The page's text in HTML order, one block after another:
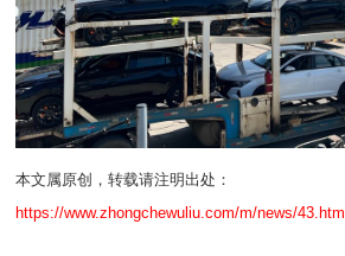
本文属原创，转载请注明出处：
https://www.zhongchewuliu.com/m/news/43.html